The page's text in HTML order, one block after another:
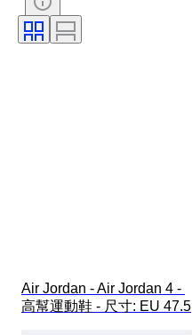
Air Jordan - Air Jordan 4 -
高幫運動鞋 - 尺寸: EU 47.5